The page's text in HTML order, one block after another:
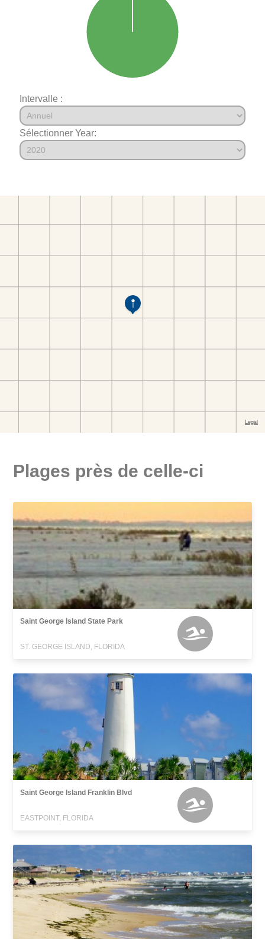
Intervalle :
Sélectionner Year:
Plages près de celle-ci
Saint George Island State Park
ST. GEORGE ISLAND, FLORIDA
Saint George Island Franklin Blvd
EASTPOINT, FLORIDA